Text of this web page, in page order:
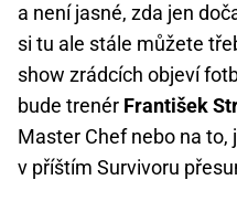
a není jasné, zda jen
si tu ale stále můžete
show zrádcích objeví
bude trenér František
Master Chef nebo na to,
v příštím Survivoru